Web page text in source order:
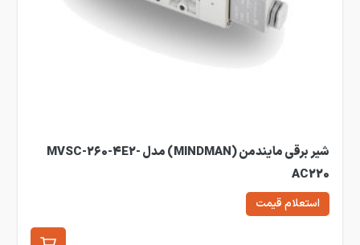
شیر برقی مایندمن (MINDMAN) مدل MVSC-260-4E2-
AC220
استعلام قیمت